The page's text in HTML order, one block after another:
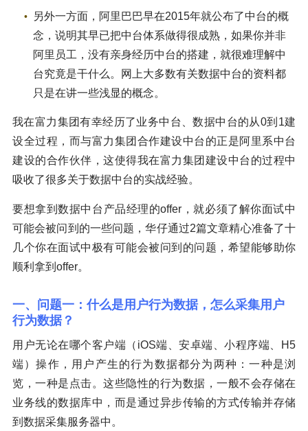
另外一方面，阿里巴巴早在2015年就公布了中台的概
念，说明其早已把中台体系做得很成熟，如果你并非
阿里员工，没有亲身经历中台的搭建，就很难理解中
台究竟是干什么。网上大多数有关数据中台的资料都
只是在讲一些浅显的概念。
我在富力集团有幸经历了业务中台、数据中台的从0到1建
设全过程，而与富力集团合作建设中台的正是阿里系中台
建设的合作伙伴，这使得我在富力集团建设中台的过程中
吸收了很多关于数据中台的实战经验。
要想拿到数据中台产品经理的offer，就必须了解你面试中
可能会被问到的一些问题，华仔通过2篇文章精心准备了十
几个你在面试中极有可能会被问到的问题，希望能够助你
顺利拿到offer。
一、问题一：什么是用户行为数据，怎么采集用户
行为数据？
用户无论在哪个客户端（iOS端、安卓端、小程序端、H5
端）操作，用户产生的行为数据都分为两种：一种是浏
览，一种是点击。这些隐性的行为数据，一般不会存储在
业务线的数据库中，而是通过异步传输的方式传输并存储
到数据采集服务器中。